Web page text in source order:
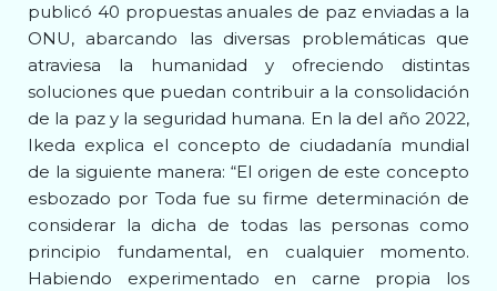
publicó 40 propuestas anuales de paz enviadas a la
ONU, abarcando las diversas problemáticas que
atraviesa la humanidad y ofreciendo distintas
soluciones que puedan contribuir a la consolidación
de la paz y la seguridad humana. En la del año 2022,
Ikeda explica el concepto de ciudadanía mundial
de la siguiente manera: “El origen de este concepto
esbozado por Toda fue su firme determinación de
considerar la dicha de todas las personas como
principio fundamental, en cualquier momento.
Habiendo experimentado en carne propia los